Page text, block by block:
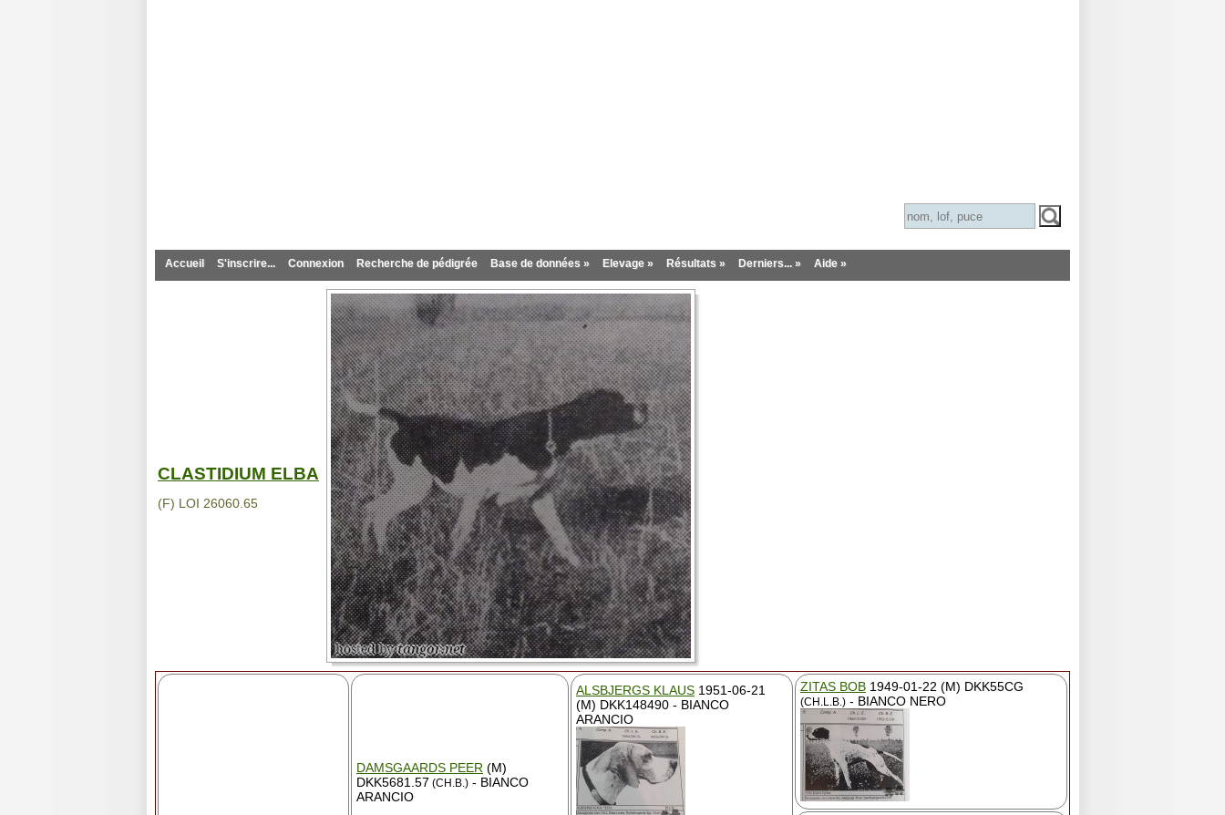
Accueil S'inscrire... Connexion Recherche de pédigrée Base de données » Elevage » Résultats » Derniers... » Aide »
CLASTIDIUM ELBA
(F) LOI 26060.65
DAMSGAARDS PEER (M)
DKK5681.57 (CH.B.) - BIANCO
ARANCIO
ALSBJERGS KLAUS 1951-06-21
(M) DKK148490 - BIANCO
ARANCIO
ZITAS BOB 1949-01-22 (M) DKK55CG
(CH.L.B.) - BIANCO NERO